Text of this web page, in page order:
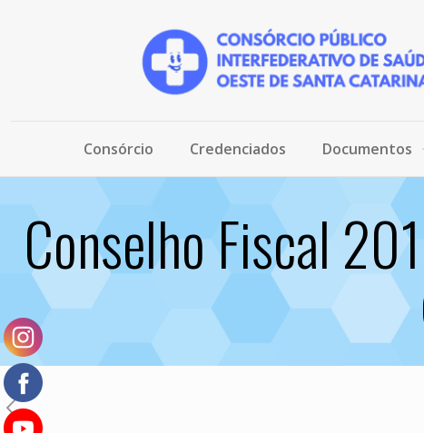
Consórcio Credenciados Documentos
Conselho Fiscal